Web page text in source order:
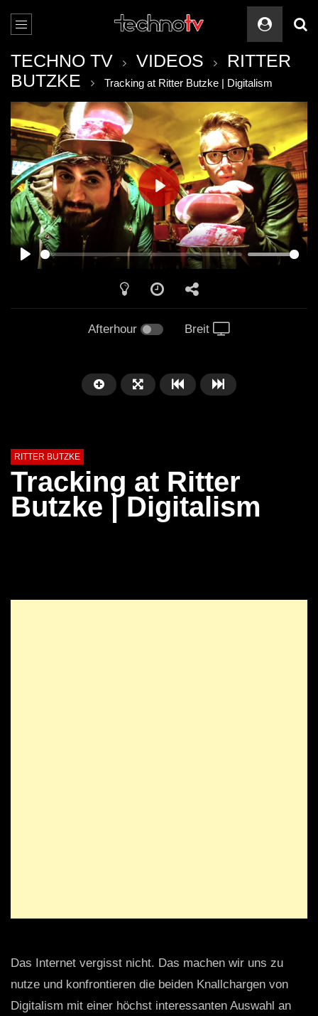
TECHNO TV VIDEOS
RITTER
BUTZKE
Tracking at Ritter Butzke | Digitalism
PLAY
PLAY
Afterhour Breit
RITTER BUTZKE
Tracking at Ritter
Butzke | Digitalism
Das Internet vergisst nicht. Das machen wir uns zu
nutze und konfrontieren die beiden Knallchargen von
Digitalism mit einer höchst interessanten Auswahl an